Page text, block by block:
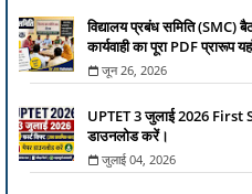
विद्यालय प्रबंध समिति
कार्यवाही का पूरा PDF प्रारूप
जून 26, 2026
UPTET 3 जुलाई 2026
डाउनलोड करें।
जुलाई 04, 2026